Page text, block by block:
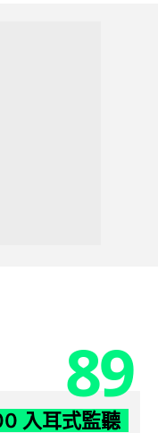
89
入耳式監聽